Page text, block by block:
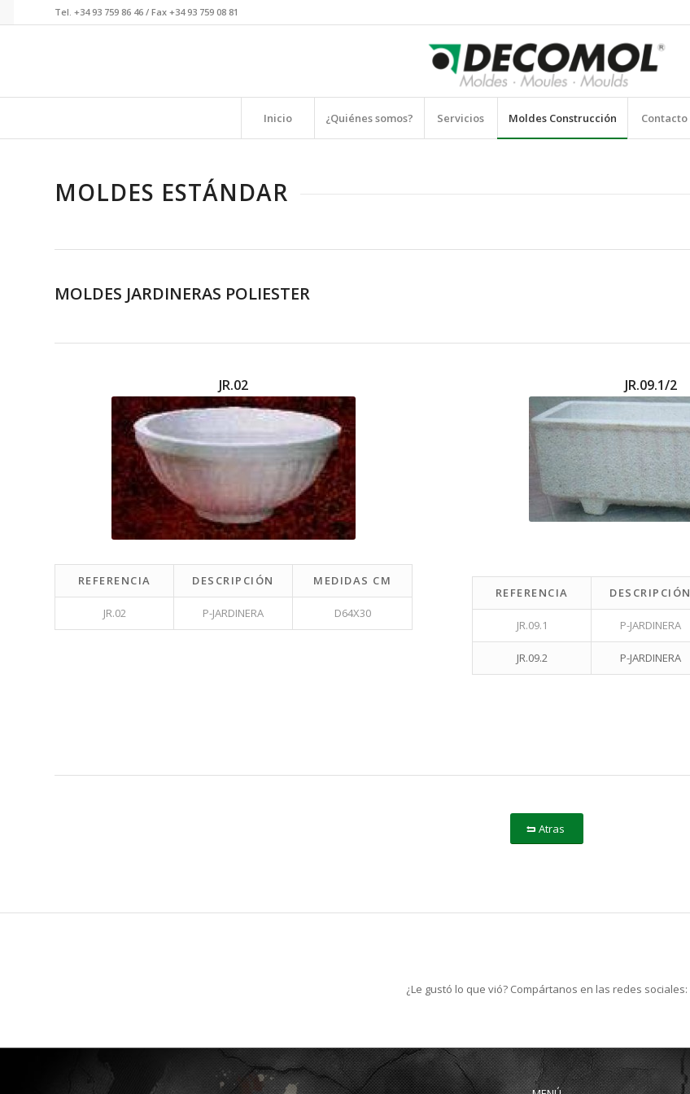
Tel. +34 93 759 86 46 / Fax +34 93 759 08 81
Inicio ¿Quiénes somos? Servicios Moldes Construcción Contacto
MOLDES ESTÁNDAR
MOLDES JARDINERAS POLIESTER
JR.02
REFERENCIA DESCRIPCIÓN MEDIDAS CM
JR.02 P-JARDINERA D64X30
JR.09.1/2
REFERENCIA DESCRIPCIÓN
JR.09.1 P-JARDINERA
JR.09.2 P-JARDINERA
Atras
¿Le gustó lo que vió? Compártanos en las redes sociales: